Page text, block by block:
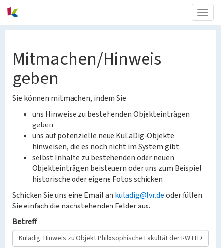
Mitmachen/Hinweis
geben
Sie können mitmachen, indem Sie
uns Hinweise zu bestehenden Objekteinträgen
geben
uns auf potenzielle neue KuLaDig-Objekte
hinweisen, die es noch nicht im System gibt
selbst Inhalte zu bestehenden oder neuen
Objekteinträgen beisteuern oder uns zum Beispiel
historische oder eigene Fotos schicken
Schicken Sie uns eine Email an kuladig@lvr.deoder füllen
Sie einfach die nachstehenden Felder aus.
Betreff